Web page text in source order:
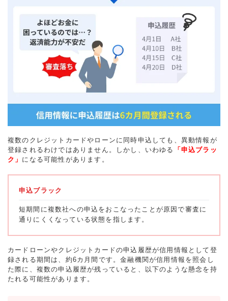
複数のクレジットカードやローンに同時申込しても、異動情報が
登録されるわけではありません。しかし、いわゆる
「申込ブラッ
ク」 になる可能性があります。
申込ブラック
短期間に複数社への申込をおこなったことが原因で審査に
通りにくくなっている状態を指します。
カードローンやクレジットカードの申込履歴が信用情報として登
録される期間は、約6カ月間です。金融機関が信用情報を照会し
た際に、複数の申込履歴が残っていると、以下のような懸念を持
たれる可能性があります。